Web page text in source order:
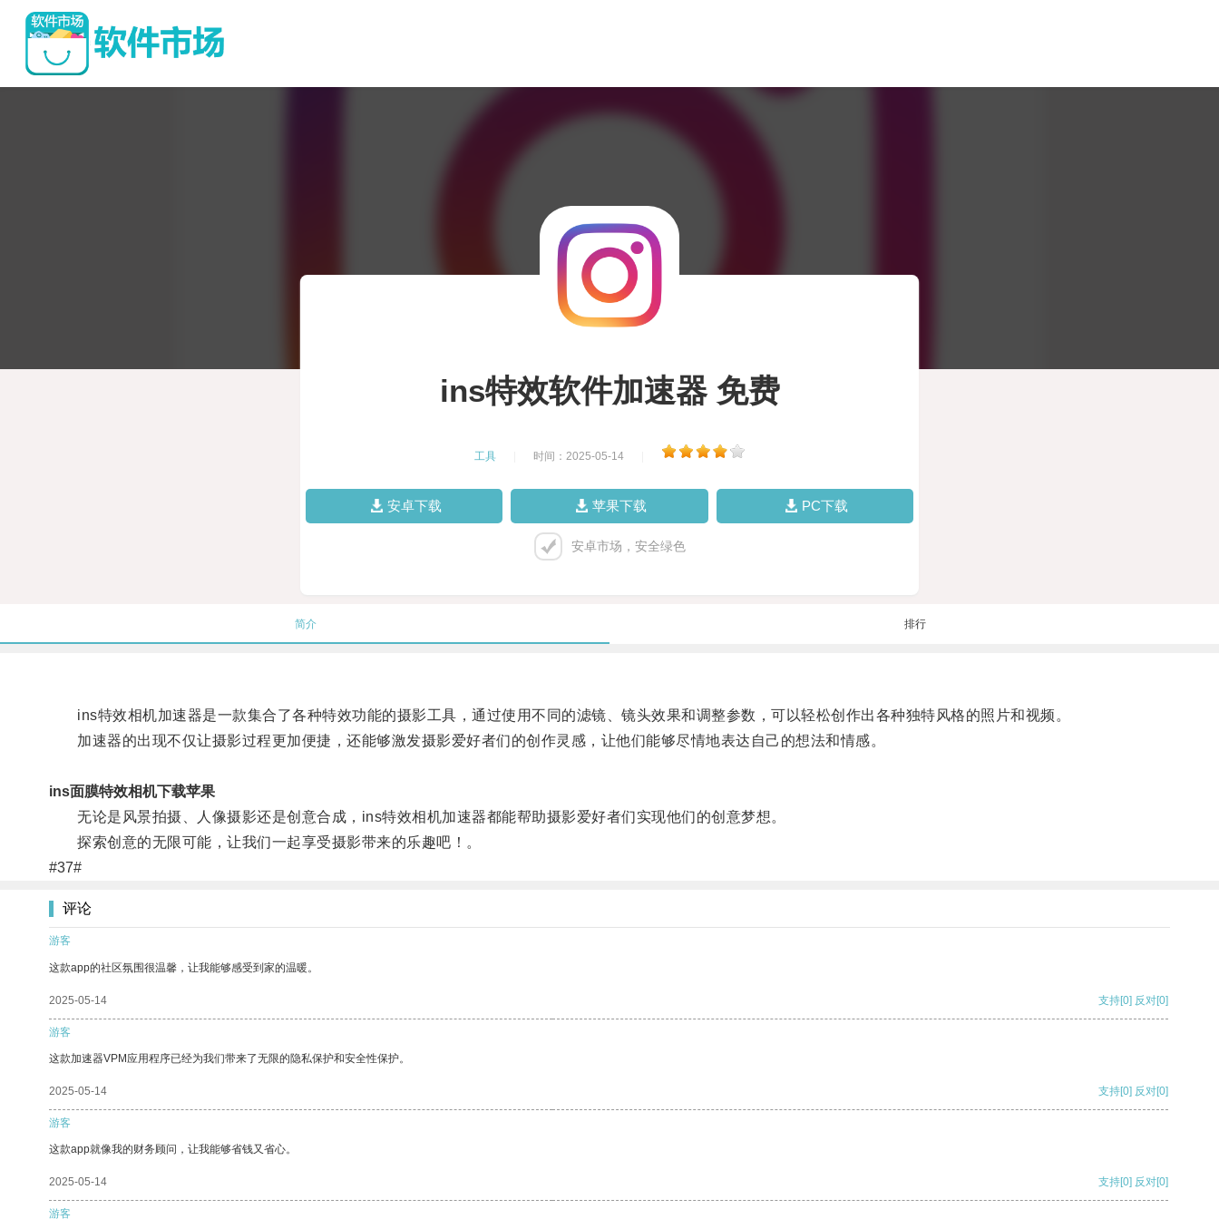
ins特效软件加速器 免费
工具 时间：2025-05-14
安卓下载 苹果下载 PC下载
安卓市场，安全绿色
简介 排行
ins特效相机加速器是一款集合了各种特效功能的摄影工具，通过使用不同的滤镜、镜头效果和调整参数，可以轻松创作出各种独特风格的照片和视频。
加速器的出现不仅让摄影过程更加便捷，还能够激发摄影爱好者们的创作灵感，让他们能够尽情地表达自己的想法和情感。
ins面膜特效相机下载苹果
无论是风景拍摄、人像摄影还是创意合成，ins特效相机加速器都能帮助摄影爱好者们实现他们的创意梦想。
探索创意的无限可能，让我们一起享受摄影带来的乐趣吧！。
#37#
评论
游客
这款app的社区氛围很温馨，让我能够感受到家的温暖。
2025-05-14 支持[0] 反对[0]
游客
这款加速器VPM应用程序已经为我们带来了无限的隐私保护和安全性保护。
2025-05-14 支持[0] 反对[0]
游客
这款app就像我的财务顾问，让我能够省钱又省心。
2025-05-14 支持[0] 反对[0]
游客